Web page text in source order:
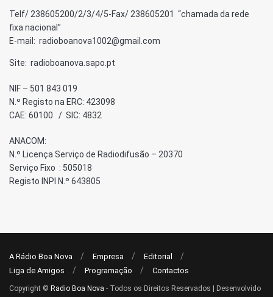
Telf/ 238605200/2/3/4/5-Fax/ 238605201 “chamada da rede
fixa nacional”
E-mail: radioboanova1002@gmail.com
Site: radioboanova.sapo.pt
NIF – 501 843 019
N.º Registo na ERC: 423098
CAE: 60100 / SIC: 4832
ANACOM:
N.º Licença Serviço de Radiodifusão – 20370
Serviço Fixo : 505018
Registo INPI N.º 643805
A Rádio Boa Nova Empresa
Editorial
Liga de Amigos
Programação Contactos
Copyright © Radio Boa Nova - Todos os Direitos Reservados | Desenvolvido